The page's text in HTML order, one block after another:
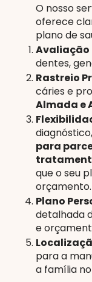
O nosso
oferece
plano de
Avaliação
dentes,
Rastreio
cáries e
Almada e
para
que o seu
orçamento.
Plano
detalhada
e
para a
a família no